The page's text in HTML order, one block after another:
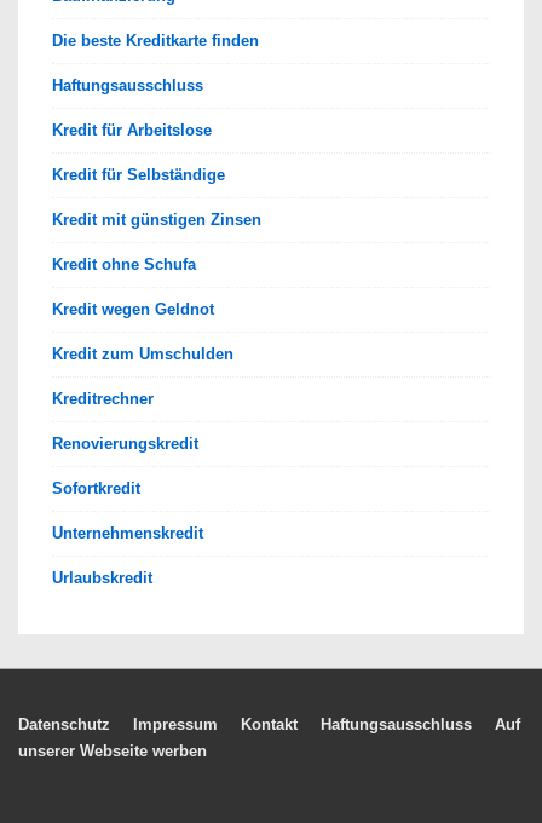
Die beste Kreditkarte finden
Haftungsausschluss
Kredit für Arbeitslose
Kredit für Selbständige
Kredit mit günstigen Zinsen
Kredit ohne Schufa
Kredit wegen Geldnot
Kredit zum Umschulden
Kreditrechner
Renovierungskredit
Sofortkredit
Unternehmenskredit
Urlaubskredit
Footer-
Datenschutz Impressum Kontakt Haftungsausschluss
Auf
unserer Webseite werben